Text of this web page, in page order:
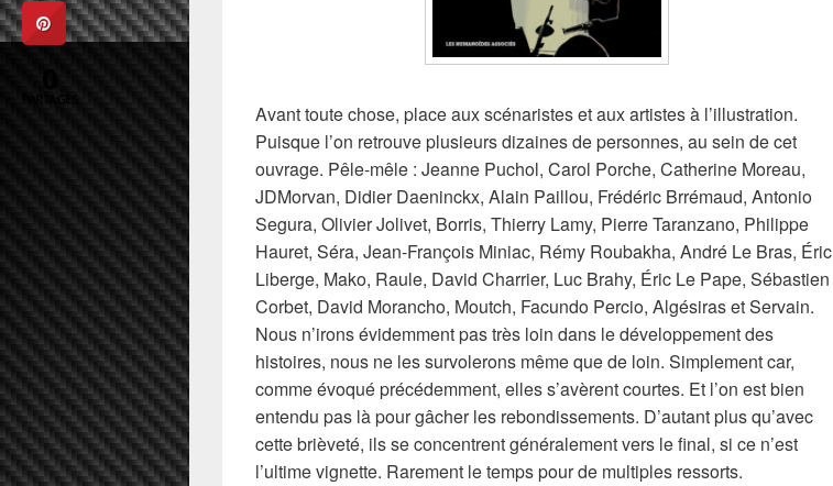
Avant toute chose, place aux scénaristes et aux artistes à l’illustration.
Puisque l’on retrouve plusieurs dizaines de personnes, au sein de cet
ouvrage. Pêle-mêle : Jeanne Puchol, Carol Porche, Catherine Moreau,
JDMorvan, Didier Daeninckx, Alain Paillou, Frédéric Brrémaud, Antonio
Segura, Olivier Jolivet, Borris, Thierry Lamy, Pierre Taranzano, Philippe
Hauret, Séra, Jean-François Miniac, Rémy Roubakha, André Le Bras, Éric
Liberge, Mako, Raule, David Charrier, Luc Brahy, Éric Le Pape, Sébastien
Corbet, David Morancho, Moutch, Facundo Percio, Algésiras et Servain.
Nous n’irons évidemment pas très loin dans le développement des
histoires, nous ne les survolerons même que de loin. Simplement car,
comme évoqué précédemment, elles s’avèrent courtes. Et l’on est bien
entendu pas là pour gâcher les rebondissements. D’autant plus qu’avec
cette brièveté, ils se concentrent généralement vers le final, si ce n’est
l’ultime vignette. Rarement le temps pour de multiples ressorts.